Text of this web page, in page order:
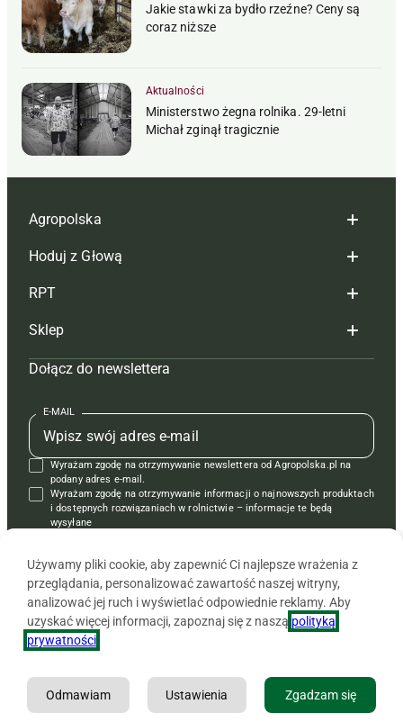
Jakie stawki za bydło rzeźne? Ceny są
coraz niższe
Aktualności
Ministerstwo żegna rolnika. 29-letni
Michał zginął tragicznie
Agropolska
Redakcja
Reklama
Tagi
Mapa serwisu
Kontakt
Regulamin
Polityka prywatności
Hoduj z Głową
Hoduj z głową bydło
Hoduj z głową świnie
Prenumerata
Redakcja
Kontakt
Reklama
RPT
Redakcja
Prenumerata
Reklama
Kontakt
Krzyżówki
Sklep
Czasopisma i prenumerata
Książki
Regulamin
Dołącz do newslettera
E-MAIL
Wyrażam zgodę na otrzymywanie newslettera od Agropolska.pl na
podany adres e-mail.
Wyrażam zgodę na otrzymywanie informacji o najnowszych produktach
i dostępnych rozwiązaniach w rolnictwie – informacje te będą
wysyłane
Copyright © 2026 Agencja Promocji Rolnictwa i Agrobiznesu APRA
Używamy pliki cookie, aby zapewnić Ci najlepsze wrażenia z
przeglądania, personalizować zawartość naszej witryny,
analizować jej ruch i wyświetlać odpowiednie reklamy. Aby
uzyskać więcej informacji, zapoznaj się z naszą polityką
prywatności
Zgadzam się
Ustawienia
Odmawiam